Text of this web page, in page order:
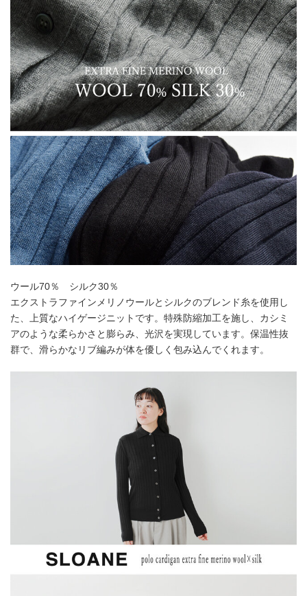
ウール70％ シルク30％
エクストラファインメリノウールとシルクのブレンド糸を使用し
た、上質なハイゲージニットです。特殊防縮加工を施し、カシミ
アのような柔らかさと膨らみ、光沢を実現しています。保温性抜
群で、滑らかなリブ編みが体を優しく包み込んでくれます。